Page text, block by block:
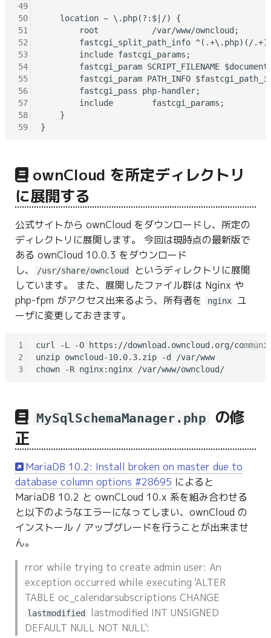
49
50
51
52
53
54
55
56
57
58
59
    location ~ \.php(?:$|/) {
        root           /var/www/owncloud;
fastcgi_split_path_info ^(.+\.php)(/
        include fastcgi_params;
fastcgi_param SCRIPT_FILENAME
fastcgi_param PATH_INFO
        fastcgi_pass php-handler;
        include        fastcgi_params;
    }
ownCloud を所定ディレクトリ
に展開する
公式サイトから ownCloud をダウンロードし、所定の
ディレクトリに展開します。 今回は現時点の最新版で
ある ownCloud 10.0.3 をダウンロード
し、
/usr/share/owncloud
というディレクトリに展開
しています。 また、展開したファイル群は Nginx や
php-fpm がアクセス出来るよう、所有者を
nginx
ユ
ーザに変更しておきます。
1
2
3
curl -L -O https://download.owncloud.org/
unzip owncloud-10.0.3.zip -d /var/www
chown -R nginx:nginx /var/www/owncloud/
MySqlSchemaManager.php
の修
正
MariaDB 10.2: Install broken on master due to
database column options #28695 によると
MariaDB 10.2 と ownCLoud 10.x 系を組み合わせる
と以下のようなエラーになってしまい、ownCloud の
インストール / アップグレードを行うことが出来ませ
ん。
rror while trying to create admin user: An
exception occurred while executing 'ALTER
TABLE oc_calendarsubscriptions CHANGE
lastmodified
lastmodified INT UNSIGNED
DEFAULT NULL NOT NULL':